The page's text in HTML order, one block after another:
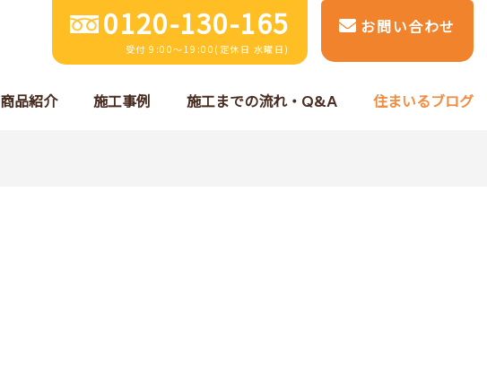
0120-130-165
受付 9:00～19:00(定休日 水曜日)
お問い合わせ
商品紹介 施工事例 施工までの流れ・Q&A 住まいるブログ